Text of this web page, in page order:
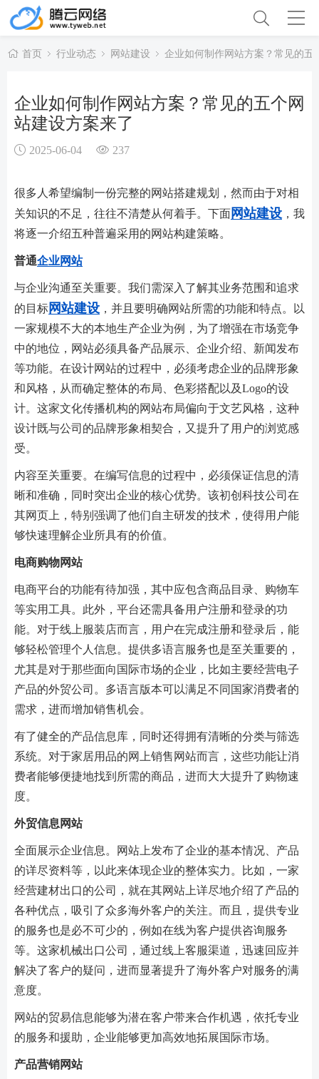
首页 行业动态 网站建设 企业如何制作网站方案？常见的五
企业如何制作网站方案？常见的五个网
站建设方案来了
2025-06-04 237
很多人希望编制一份完整的网站搭建规划，然而由于对相
关知识的不足，往往不清楚从何着手。下面网站建设 ，我
将逐一介绍五种普遍采用的网站构建策略。
普通企业网站
与企业沟通至关重要。我们需深入了解其业务范围和追求
的目标网站建设 ，并且要明确网站所需的功能和特点。以
一家规模不大的本地生产企业为例，为了增强在市场竞争
中的地位，网站必须具备产品展示、企业介绍、新闻发布
等功能。在设计网站的过程中，必须考虑企业的品牌形象
和风格，从而确定整体的布局、色彩搭配以及Logo的设
计。这家文化传播机构的网站布局偏向于文艺风格，这种
设计既与公司的品牌形象相契合，又提升了用户的浏览感
受。
内容至关重要。在编写信息的过程中，必须保证信息的清
晰和准确，同时突出企业的核心优势。该初创科技公司在
其网页上，特别强调了他们自主研发的技术，使得用户能
够快速理解企业所具有的价值。
电商购物网站
电商平台的功能有待加强，其中应包含商品目录、购物车
等实用工具。此外，平台还需具备用户注册和登录的功
能。对于线上服装店而言，用户在完成注册和登录后，能
够轻松管理个人信息。提供多语言服务也是至关重要的，
尤其是对于那些面向国际市场的企业，比如主要经营电子
产品的外贸公司。多语言版本可以满足不同国家消费者的
需求，进而增加销售机会。
有了健全的产品信息库，同时还得拥有清晰的分类与筛选
系统。对于家居用品的网上销售网站而言，这些功能让消
费者能够便捷地找到所需的商品，进而大大提升了购物速
度。
外贸信息网站
全面展示企业信息。网站上发布了企业的基本情况、产品
的详尽资料等，以此来体现企业的整体实力。比如，一家
经营建材出口的公司，就在其网站上详尽地介绍了产品的
各种优点，吸引了众多海外客户的关注。而且，提供专业
的服务也是必不可少的，例如在线为客户提供咨询服务
等。这家机械出口公司，通过线上客服渠道，迅速回应并
解决了客户的疑问，进而显著提升了海外客户对服务的满
意度。
网站的贸易信息能够为潜在客户带来合作机遇，依托专业
的服务和援助，企业能够更加高效地拓展国际市场。
产品营销网站